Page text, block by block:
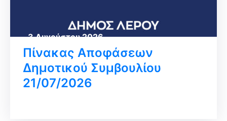
3 Αυγούστου 2026
Πίνακας Αποφάσεων
Δημοτικού Συμβουλίου
21/07/2026